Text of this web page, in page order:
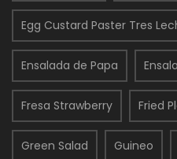
Egg Custard Paster Tres
Ensalada de Papa
Fresa Strawberry Fried
Green Salad Guineo